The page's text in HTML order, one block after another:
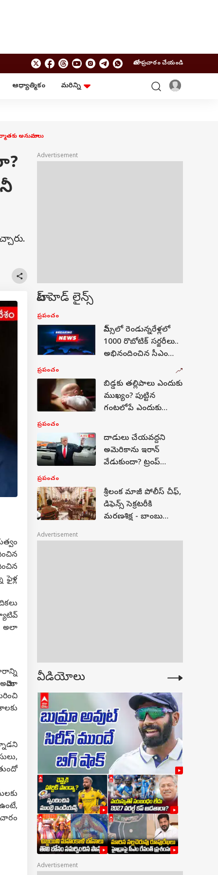
మాతో ప్రచారం చేయండి
ఆధ్యాత్మికం
మరిన్ని
ఐపీవో
నెల్లూరు
ఆధ్యాత్మికం
అనుమానాలు
ఫైళ్ల
అలా
Advertisement
టాప్ హెడ్ లైన్స్
ప్రపంచం
నిమ్స్‌లో రెండున్నరేళ్లలో
1000 రొబోటిక్ సర్జరీలు..
అభినందించిన సీఎం
ప్రపంచం
బిడ్డకు తల్లిపాలు ఎందుకు
ముఖ్యం? పుట్టిన
గంటలోపే ఎందుకు
పోషకాలు ఇవే
ప్రపంచం
దాడులు చేయవద్దని
అమెరికాను ఇరాన్
వేడుకుందా? ట్రంప్
స్ట్రాంగ్ కౌంటర్
ప్రపంచం
శ్రీలంక మాజీ పోలీస్ చీఫ్,
డిఫెన్స్ సెక్రటరీకి
మరణశిక్ష - బాంబు
ఆపలేకపోవడమే కారణం!
Advertisement
వీడియోలు
Advertisement